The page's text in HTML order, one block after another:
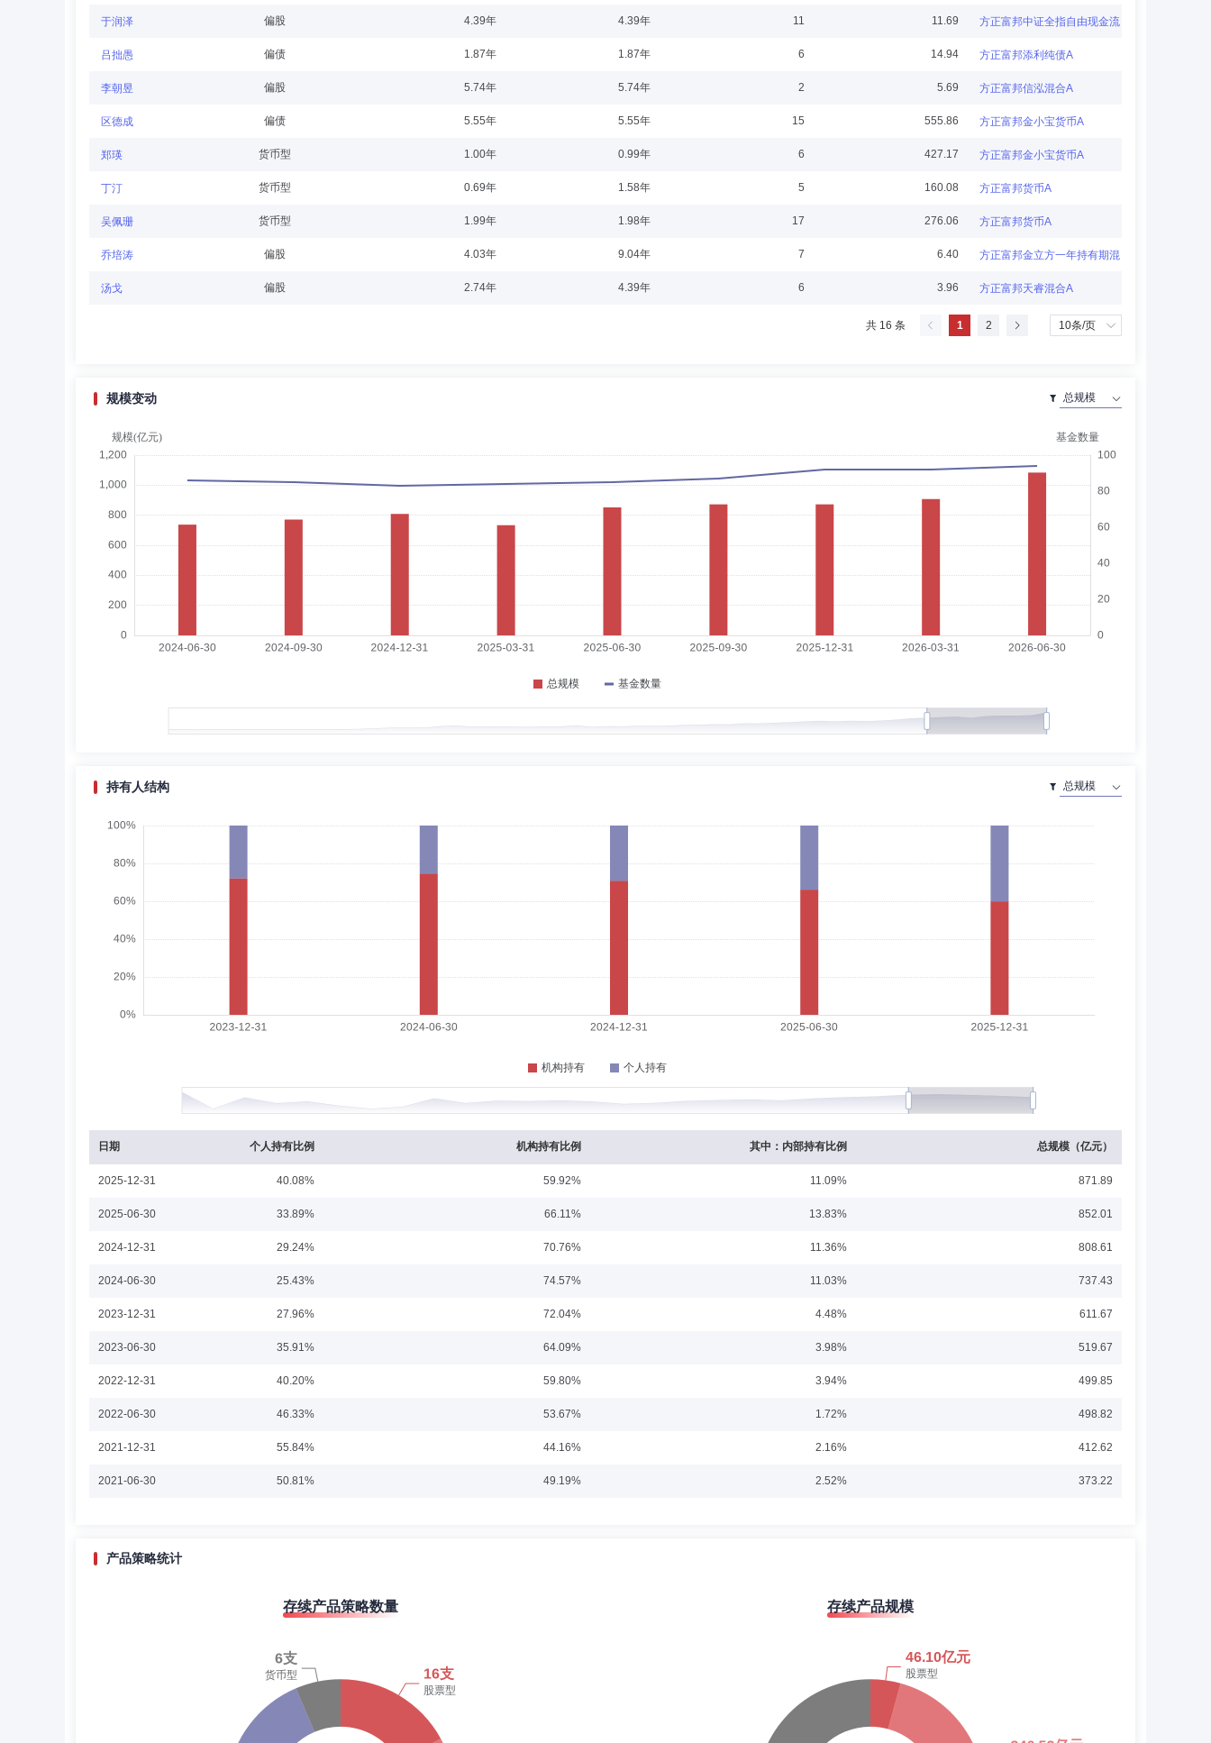
李文杰 学历：本科
李文杰先生：方正富邦基金管理有限公司独立董事，本科。现任北京观韬中茂（深圳）律师事务所合伙人律师，广东省新的社会阶层人士联合会常务理事，深圳市新的社会阶层人士联合会理事。曾任北京
人民监督员，东莞仲裁委员会兼职仲裁员。
学历：博士
周颖刚先生：方正富邦基金管理有限公司独立董事，美国康奈尔大学经济学博士。现任厦门大学经济学院和王亚南经济研究院教授、博士生导师、院长，厦门大学宏观经济研究中心教授、副主任，厦门大
学教育发展基金会理事，福建省数字金融协会（曾福建省互联网金融协会）副会长，福建省党外知识分子联谊会理事。曾任美国股息资本投资公司经济学家，香港中文大学商学院旅游与不动产研究中心主
任，厦门大学王亚南经济研究院教授、副院长，厦门大学经济学院和王亚南经济研究院教授、副院长（主持工作），厦门市张亦春教育发展基金会副理事长，福建省数字金融协会副会长，福建省金融学会
理事会副会长。
学历：博士
杨峰先生：山东大学应用数学专业博士研究生，副教授。中共党员。1986年7月至2000年7月在山东大学先后任助教、讲师、副教授等职，2000年7月至2002年北京大学博士后流动站、深圳证券交易所博
士后工作站博士后，2002年3月至2004年3月在泰达荷银基金管理有限公司任组织与战略规划部总经理、公司职工监事等职，2004年3月至2005年9月在大成基金管理有限公司任规划发展部副总监（总监
向祖荣先生：博士。1995年7月至1998年4月任北京建工集团总公司职员；1998年4月至2011年6月在中国证券监督管理委员会历任主任科员、副处长、处长职务；2011年6月至2012年2月任中国证券监督
管理委员会中国上市公司协会筹备组成员；2012年2月至2014年8月任中国上市公司协会部门主任；2014年8月至2019年4月任中融基金管理有限公司督察长；2019年5月至2019年12月任中南红文化集团
股份有限公司董事长、法定代表人；2019年12月至2020年2月任方正富邦基金管理有限公司拟任督察长；2020年2月至今任方正富邦基金管理有限公司督察长。
王启道 副总经理 学历：本科 任职日期：2021-10-29
王启道先生：2009年7月至2010年5月，曾任中国民族证券有限责任公司人力资源部培训师；2010年5月至2013年12月曾任中国人民人寿保险股份有限公司投资部经理助理；2014年1月至2016年4月曾任
务副秘书长，方正富邦基金管理有限公司副总裁，兼任市场管理总部行政负责人。
任职日期：2023-11-30
汤戈先生：中国国籍，清华大学硕士研究生。曾任国泰君安证券股份有限公司企业融资部、大企业战略合作部项目经理，国信证券股份有限公司投资研究总部行业研究员，华西证券股份有限公司投资研究
总部高级研究员，英大泰和人寿保险股份有限公司投资管理部权益投资处处长、总经理助理、副总经理，英大保险资产管理有限公司首席策略师兼组合管理部总经理，泛海股权投资管理有限公司助理总裁
刘穆 投资决策委员会成员 任职日期：2023-11-30
刘穆先生：现任方正富邦基金管理有限公司交易部行政负责人（代履职）。
区德成先生：硕士毕业于荷兰格罗宁根大学金融学专业，注册金融分析师(CFA)，曾任宁波银行股份有限公司总行金融市场部交易员；2013年5月加入晋城银行股份有限公司，历任金融市场总部债券交易主
债债券型证券投资基金基金经理。2021年01月起至今，任方正富邦睿利纯债债券型证券投资基金基金经理。2021年01月至2022年10月，任方正富邦丰利债券型证券投资基金基金经理。2021年01月起至
今，任方正富邦富利纯债债券型发起式证券投资基金基金经理。2021年01月至2023年07月，任方正富邦恒利纯债债券型证券投资基金基金经理。2021年09月至2025年06月，任方正富邦稳裕纯债债券型
证券投资基金基金经理。2022年03月起至今，任方正富邦稳丰一年定期开放债券型发起式证券投资基金基金经理。2022年06月至2024年06月，任方正富邦稳泓3个月定期开放债券型证券投资基金基金经
今，任方正富邦锦利3个月定期开放债券型证券投资基金基金经理。2025年06月起至今，任方正富邦金小宝货币市场证券投资基金基金经理。2025年08月起至今，任方正富邦稳鑫纯债债券型证券投资基金
现任权益投决会委员、董事总经理、数量投资部行政负责人、基金经理。2018年06月起至今，任方正富邦中证保险主题指数型证券投资基金基金经理。2018年11月起至今，任方正富邦深证100交易型开
基金联接基金基金经理。2019年03月至2021年04月，任方正富邦中证500交易型开放式指数证券投资基金联接基金基金经理。2019年05月起至今，任方正富邦红利精选混合型证券投资基金基金经理。
邦天恒灵活配置混合型证券投资基金基金经理。2019年09月至2021年04月，任方正富邦沪深300交易型开放式指数证券投资基金基金经理。2019年09月至2024年04月，任方正富邦恒生沪深港通大湾区
资基金基金经理。2020年09月至2021年12月，任方正富邦创新动力混合型证券投资基金基金经理。2020年10月起至今，任方正富邦科技创新混合型证券投资基金基金经理。2020年12月至2022年11月，
型开放式指数证券投资基金基金经理。2023年03月起至今，任方正富邦远见成长混合型证券投资基金基金经理。2024年01月起至今，任方正富邦核心优势混合型证券投资基金基金经理。2024年04月起至
行总监兼基金经理；2021年9月至2023年12月于方正富邦基金管理有限公司权益投资部任副总经理。2023年12月至今于方正富邦基金管理有限公司权益研究部任行政负责人。2022年07月起至今，任方正
理。2026年05月起至今，任方正富邦汇福一年定期开放灵活配置混合型证券投资基金基金经理。
学历：硕士 任职日期：2019-07-01
营总监;2017年11月至2019年6月任方正富邦基金管理有限公司职工监事;2018年3月至2019年6月任方正富邦基金管理有限公司信息技术部总经理;2015年7月至今任方正富邦基金管理有限公司全资子公司
北京方正富邦创融资产管理有限公司监事;2019年7月至今任方正富邦基金管理有限公司首席信息官、信息技术部行政负责人（兼）。
学历：本科 任职日期：2024-02-01
于润泽 偏股 4.39年 4.39年 11 11.69 方正富邦中证全指自由现金流ETF
吕拙愚 偏债 1.87年 1.87年 6 14.94 方正富邦添利纯债A
李朝昱 偏股 5.74年 5.74年 2 5.69 方正富邦信泓混合A
区德成 偏债 5.55年 5.55年 15 555.86 方正富邦金小宝货币A
郑瑛 货币型 1.00年 0.99年 6 427.17 方正富邦金小宝货币A
丁汀 货币型 0.69年 1.58年 5 160.08 方正富邦货币A
吴佩珊 货币型 1.99年 1.98年 17 276.06 方正富邦货币A
乔培涛 偏股 4.03年 9.04年 7 6.40 方正富邦金立方一年持有期混合A
汤戈 偏股 2.74年 4.39年 6 3.96 方正富邦天睿混合A
共 16 条 1 2
规模变动
持有人结构
日期 个人持有比例 机构持有比例 其中：内部持有比例 总规模（亿元）
2025-12-31 40.08% 59.92% 11.09% 871.89
2025-06-30 33.89% 66.11% 13.83% 852.01
2024-12-31 29.24% 70.76% 11.36% 808.61
2024-06-30 25.43% 74.57% 11.03% 737.43
2023-12-31 27.96% 72.04% 4.48% 611.67
2023-06-30 35.91% 64.09% 3.98% 519.67
2022-12-31 40.20% 59.80% 3.94% 499.85
2022-06-30 46.33% 53.67% 1.72% 498.82
2021-12-31 55.84% 44.16% 2.16% 412.62
2021-06-30 50.81% 49.19% 2.52% 373.22
72.81% 3.68%
53.51%
55.61% 3.71%
59.38%
产品策略统计
存续产品策略数量 存续产品规模